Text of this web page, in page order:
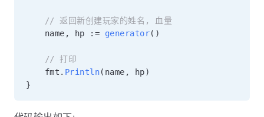
// 返回新创建玩家的姓名, 血量
	name
, hp := generator( )
// 打印
	fmt
. Println( name , hp)
}